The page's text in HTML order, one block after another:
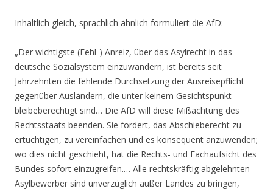
Inhaltlich gleich, sprachlich ähnlich formuliert die AfD:
„Der wichtigste (Fehl-) Anreiz, über das Asylrecht in das
deutsche Sozialsystem einzuwandern, ist bereits seit
Jahrzehnten die fehlende Durchsetzung der Ausreisepflicht
gegenüber Ausländern, die unter keinem Gesichtspunkt
bleibeberechtigt sind… Die AfD will diese Mißachtung des
Rechtsstaats beenden. Sie fordert, das Abschieberecht zu
ertüchtigen, zu vereinfachen und es konsequent anzuwenden;
wo dies nicht geschieht, hat die Rechts- und Fachaufsicht des
Bundes sofort einzugreifen.… Alle rechtskräftig abgelehnten
Asylbewerber sind unverzüglich außer Landes zu bringen,